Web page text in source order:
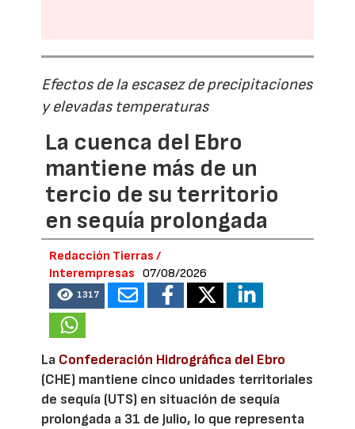
Efectos de la escasez de precipitaciones
y elevadas temperaturas
La cuenca del Ebro
mantiene más de un
tercio de su territorio
en sequía prolongada
Redacción Tierras /
Interempresas
07/08/2026
1317
La Confederación Hidrográfica del Ebro
(CHE) mantiene cinco unidades territoriales
de sequía (UTS) en situación de sequía
prolongada a 31 de julio, lo que representa